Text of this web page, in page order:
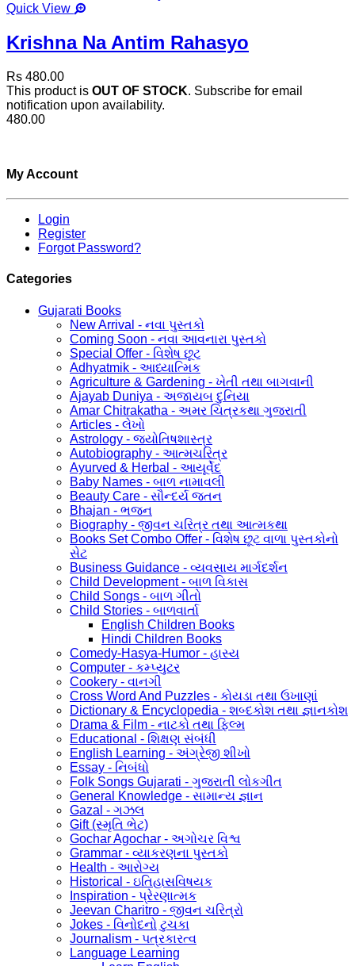
Quick View
Krishna Na Antim Rahasyo
Rs 480.00
This product is OUT OF STOCK. Subscribe for email
notification upon availability.
480.00
My Account
Login
Register
Forgot Password?
Categories
Gujarati Books
New Arrival - નવા પુસ્તકો
Coming Soon - નવા આવનારા પુસ્તકો
Special Offer - વિશેષ છૂટ
Adhyatmik - આધ્યાત્મિક
Agriculture & Gardening - ખેતી તથા બાગવાની
Ajayab Duniya - અજાયબ દુનિયા
Amar Chitrakatha - અમર ચિત્રકથા ગુજરાતી
Articles - લેખો
Astrology - જ્યોતિષશાસ્ત્ર
Autobiography - આત્મચરિત્ર
Ayurved & Herbal - આયૂર્વેદ
Baby Names - બાળ નામાવલી
Beauty Care - સૌન્દર્ય જતન
Bhajan - ભજન
Biography - જીવન ચરિત્ર તથા આત્મકથા
Books Set Combo Offer - વિશેષ છૂટ વાળા પુસ્તકોનો
સેટ
Business Guidance - વ્યવસાય માર્ગદર્શન
Child Development - બાળ વિકાસ
Child Songs - બાળ ગીતો
Child Stories - બાળવાર્તા
English Children Books
Hindi Children Books
Comedy-Hasya-Humor - હાસ્ય
Computer - કમ્પ્યુટર
Cookery - વાનગી
Cross Word And Puzzles - કોયડા તથા ઉખાણાં
Dictionary & Encyclopedia - શબ્દકોશ તથા જ્ઞાનકોશ
Drama & Film - નાટકો તથા ફિલ્મ
Educational - શિક્ષણ સંબંધી
English Learning - અંગ્રેજી શીખો
Essay - નિબંધો
Folk Songs Gujarati - ગુજરાતી લોકગીત
General Knowledge - સામાન્ય જ્ઞાન
Gazal - ગઝલ
Gift (સ્મૃતિ ભેટ)
Gochar Agochar - અગોચર વિશ્વ
Grammar - વ્યાકરણના પુસ્તકો
Health - આરોગ્ય
Historical - ઇતિહાસવિષયક
Inspiration - પ્રેરણાત્મક
Jeevan Charitro - જીવન ચરિત્રો
Jokes - વિનોદનો ટુચકા
Journalism - પત્રકારત્વ
Language Learning